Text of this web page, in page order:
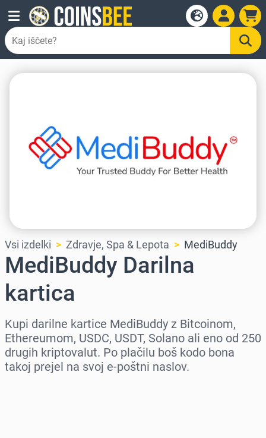
Vsi izdelki Zdravje, Spa & Lepota MediBuddy
MediBuddy Darilna
kartica
Kupi darilne kartice MediBuddy z Bitcoinom,
Ethereumom, USDC, USDT, Solano ali eno od 250
drugih kriptovalut. Po plačilu boš kodo bona
takoj prejel na svoj e-poštni naslov.